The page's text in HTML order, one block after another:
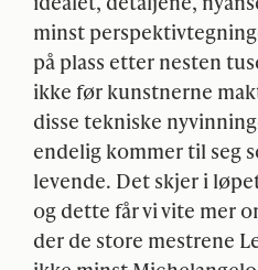
minst
på plass etter nesten
ikke før kunstnerne
disse tekniske
endelig kommer til seg
levende. Det skjer i
og dette får vi vite mer
der de store mestrene